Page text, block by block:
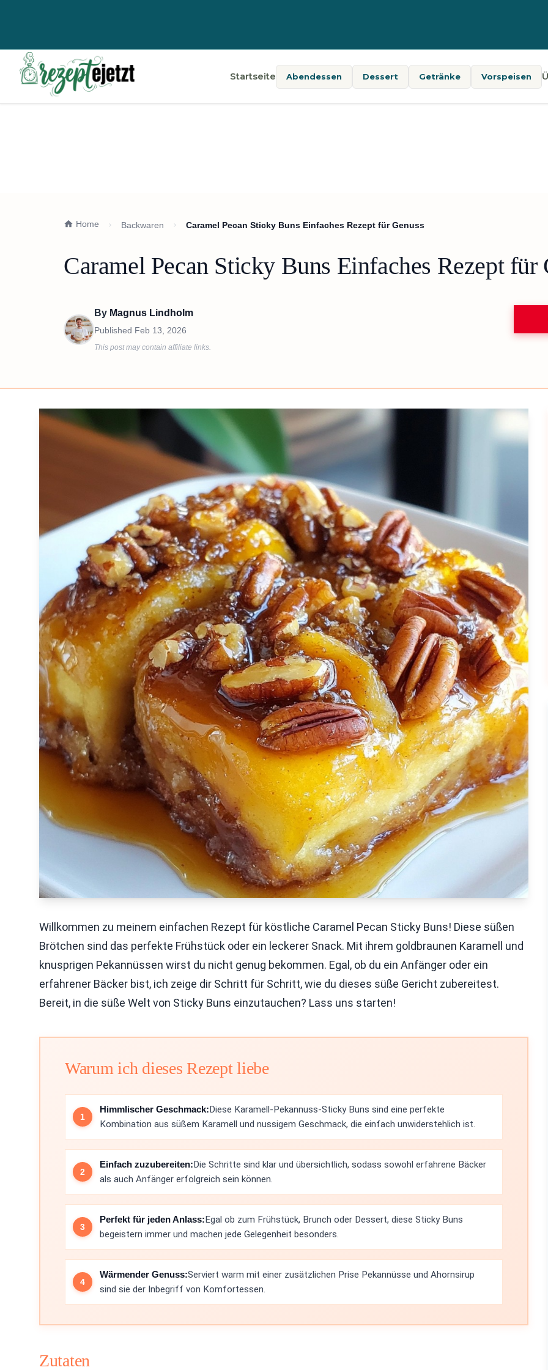
Startseite Abendessen Dessert Getränke Vorspeisen
Home Backwaren Caramel Pecan Sticky Buns Einfaches Rezept für Genuss
Caramel Pecan Sticky Buns Einfaches Rezept für
By Magnus Lindholm
Published Feb 13, 2026
This post may contain affiliate links.
Willkommen zu meinem einfachen Rezept für köstliche Caramel Pecan Sticky Buns! Diese süßen
Brötchen sind das perfekte Frühstück oder ein leckerer Snack. Mit ihrem goldbraunen Karamell und
knusprigen Pekannüssen wirst du nicht genug bekommen. Egal, ob du ein Anfänger oder ein
erfahrener Bäcker bist, ich zeige dir Schritt für Schritt, wie du dieses süße Gericht zubereitest.
Bereit, in die süße Welt von Sticky Buns einzutauchen? Lass uns starten!
Warum ich dieses Rezept liebe
Himmlischer Geschmack:Diese Karamell-Pekannuss-Sticky Buns sind eine perfekte
Kombination aus süßem Karamell und nussigem Geschmack, die einfach unwiderstehlich ist.
Einfach zuzubereiten:Die Schritte sind klar und übersichtlich, sodass sowohl erfahrene Bäcker
als auch Anfänger erfolgreich sein können.
Perfekt für jeden Anlass:Egal ob zum Frühstück, Brunch oder Dessert, diese Sticky Buns
begeistern immer und machen jede Gelegenheit besonders.
Wärmender Genuss:Serviert warm mit einer zusätzlichen Prise Pekannüsse und Ahornsirup
sind sie der Inbegriff von Komfortessen.
Zutaten